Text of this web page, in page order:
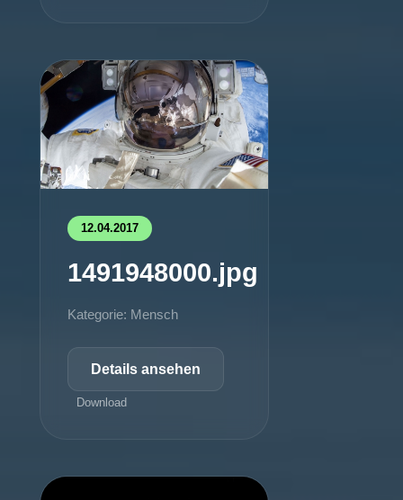
12.04.2017
1491948000.jpg
Kategorie: Mensch
Details ansehen
Download